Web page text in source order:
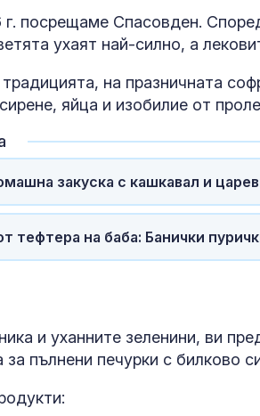
г. посрещаме Спасовден.
ухаят най-силно, а
на празничната
яйца и изобилие от
закуска с кашкавал и
тефтера на баба: Банички
и уханните зеленини, ви
за пълнени печурки с билково